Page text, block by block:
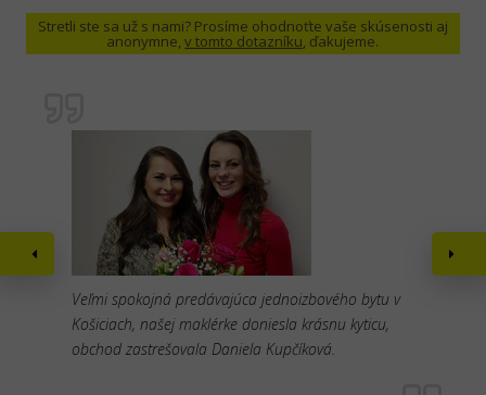
Stretli ste sa už s nami? Prosíme ohodnoťte vaše skúsenosti aj
anonymne,v tomto dotazníku, ďakujeme.
Veľmi spokojná predávajúca jednoizbového bytu v
Košiciach, našej maklérke doniesla krásnu kyticu,
obchod zastrešovala Daniela Kupčíková.